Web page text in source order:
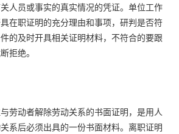
人员或事实的真实情况的凭证。单位工作
在职证明的充分理由和事项，研判是否符
的及时开具相关证明材料，不符合的要跟
拒绝。
劳动者解除劳动关系的书面证明，是用人
系后必须出具的一份书面材料。离职证明